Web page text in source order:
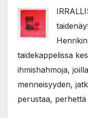
taidekappelissa
ihmishahmoja,
menneisyyden,
perustaa, perhettä